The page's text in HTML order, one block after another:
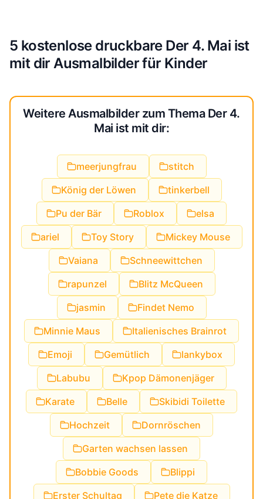
5 kostenlose druckbare Der 4. Mai ist
mit dir Ausmalbilder für Kinder
Weitere Ausmalbilder zum Thema Der 4.
Mai ist mit dir:
meerjungfrau
stitch
König der Löwen
tinkerbell
Pu der Bär
Roblox
elsa
ariel
Toy Story
Mickey Mouse
Vaiana
Schneewittchen
rapunzel
Blitz McQueen
jasmin
Findet Nemo
Minnie Maus
Italienisches Brainrot
Emoji
Gemütlich
lankybox
Labubu
Kpop Dämonenjäger
Karate
Belle
Skibidi Toilette
Hochzeit
Dornröschen
Garten wachsen lassen
Bobbie Goods
Blippi
Erster Schultag
Pete die Katze